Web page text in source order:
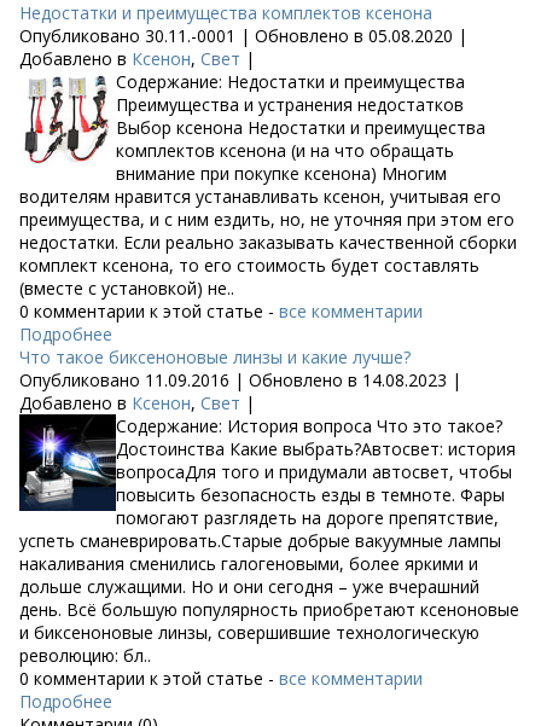
Недостатки и преимущества комплектов ксенона
Опубликовано 30.11.-0001 | Обновлено в 05.08.2020 |
Добавлено в Ксенон, Свет |
Содержание: Недостатки и преимущества
Преимущества и устранения недостатков
Выбор ксенона Недостатки и преимущества
комплектов ксенона (и на что обращать
внимание при покупке ксенона) Многим
водителям нравится устанавливать ксенон, учитывая его
преимущества, и с ним ездить, но, не уточняя при этом его
недостатки. Если реально заказывать качественной сборки
комплект ксенона, то его стоимость будет составлять
(вместе с установкой) не..
0 комментарии к этой статье - все комментарии
Подробнее
Что такое биксеноновые линзы и какие лучше?
Опубликовано 11.09.2016 | Обновлено в 14.08.2023 |
Добавлено в Ксенон, Свет |
Содержание: История вопроса Что это такое?
Достоинства Какие выбрать?Автосвет: история
вопросаДля того и придумали автосвет, чтобы
повысить безопасность езды в темноте. Фары
помогают разглядеть на дороге препятствие,
успеть сманеврировать.Старые добрые вакуумные лампы
накаливания сменились галогеновыми, более яркими и
дольше служащими. Но и они сегодня – уже вчерашний
день. Всё большую популярность приобретают ксеноновые
и биксеноновые линзы, совершившие технологическую
революцию: бл..
0 комментарии к этой статье - все комментарии
Подробнее